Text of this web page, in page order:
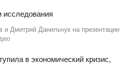
Дмитрий Данильчук на презентации
в экономический кризис,